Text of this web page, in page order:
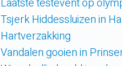
Laatste testevent op
Tsjerk Hiddessluizen in
Hartverzakking
Vandalen gooien in